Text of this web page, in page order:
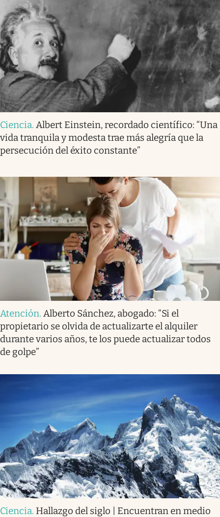
Ciencia. Albert Einstein, recordado científico: “Una
vida tranquila y modesta trae más alegría que la
persecución del éxito constante”
Atención. Alberto Sánchez, abogado: “Si el
propietario se olvida de actualizarte el alquiler
durante varios años, te los puede actualizar todos
de golpe”
Ciencia. Hallazgo del siglo | Encuentran en medio